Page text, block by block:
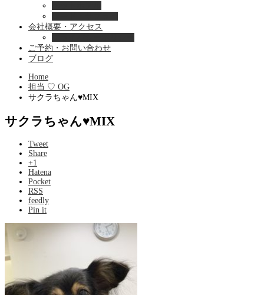
会社概要・アクセス
ご予約・お問い合わせ
ブログ
Home
担当 ♡ OG
サクラちゃん♥MIX
サクラちゃん♥MIX
Tweet
Share
+1
Hatena
Pocket
RSS
feedly
Pin it